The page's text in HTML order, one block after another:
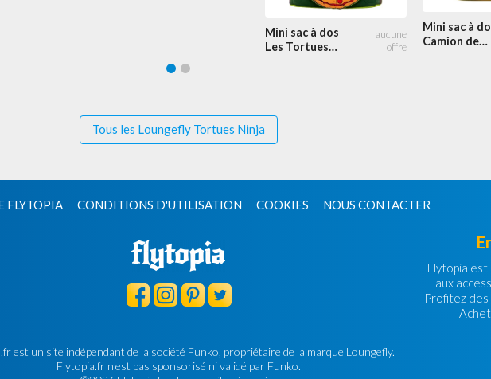
Mini sac à dos
Les Tortues
Mini sac à
Camion de
Tous les Loungefly Tortues Ninja
FLYTOPIA CONDITIONS D'UTILISATION COOKIES NOUS CONTACTER
Flytopia
aux
Profitez
est un site indépendant de la société Funko, propriétaire de la marque Loungefly.
Flytopia.fr n'est pas sponsorisé ni validé par Funko.